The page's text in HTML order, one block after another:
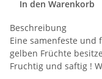
In den Warenkorb
Beschreibung
Eine samenfeste und
gelben Früchte
Fruchtig und saftig !